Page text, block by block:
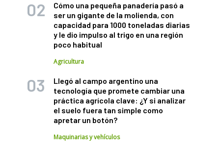
Cómo una pequeña panadería pasó a
ser un gigante de la molienda, con
capacidad para 1000 toneladas diarias
y le dio impulso al trigo en una región
poco habitual
Agricultura
Llegó al campo argentino una
tecnología que promete cambiar una
práctica agrícola clave: ¿Y si analizar
el suelo fuera tan simple como
apretar un botón?
Maquinarias y vehículos